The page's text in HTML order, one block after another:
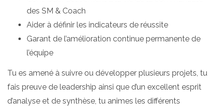
des SM & Coach
Aider à définir les indicateurs de réussite
Garant de l’amélioration continue permanente de
l’équipe
Tu es amené à suivre ou développer plusieurs projets, tu
fais preuve de leadership ainsi que d’un excellent esprit
d’analyse et de synthèse, tu animes les différents